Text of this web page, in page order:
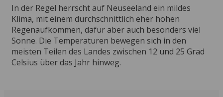
In der Regel herrscht auf Neuseeland ein mildes
Klima, mit einem durchschnittlich eher hohen
Regenaufkommen, dafür aber auch besonders viel
Sonne. Die Temperaturen bewegen sich in den
meisten Teilen des Landes zwischen 12 und 25 Grad
Celsius über das Jahr hinweg.